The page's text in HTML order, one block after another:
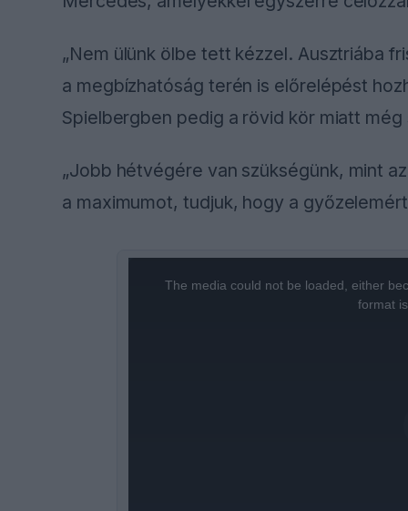
„Nem ülünk ölbe tett kézzel. Ausztriába
a megbízhatóság terén is előrelépést
Spielbergben pedig a rövid kör miatt még
„Jobb hétvégére van szükségünk, mint
a maximumot, tudjuk, hogy a
The media could not be loaded, either
format